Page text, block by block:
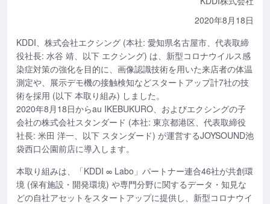
2020年8月18日
KDDI、株式会社エクシング (本社: 愛知県名古屋市、代表取締
役社長: 水谷 靖、以下 エクシング) は、新型コロナウイルス感
染症対策の強化を目的に、画像認識技術を用いた来店者の体温
測定や、展示デモ機の接触検知などスタートアップ計7社の技
術を採用 (以下 本取り組み) しました。
2020年8月18日からau IKEBUKURO、およびエクシングの子
会社の株式会社スタンダード (本社: 東京都港区、代表取締役
社長: 米田 洋一、以下 スタンダード) が運営するJOYSOUND池
袋西口公園前店に導入します。
本取り組みは、「KDDI ∞ Labo」パートナー連合46社が共創環
境 (保有施設・開発環境) や専門分野に関するデータ・知見な
どの自社アセットをスタートアップに提供し、新型コロナウイ